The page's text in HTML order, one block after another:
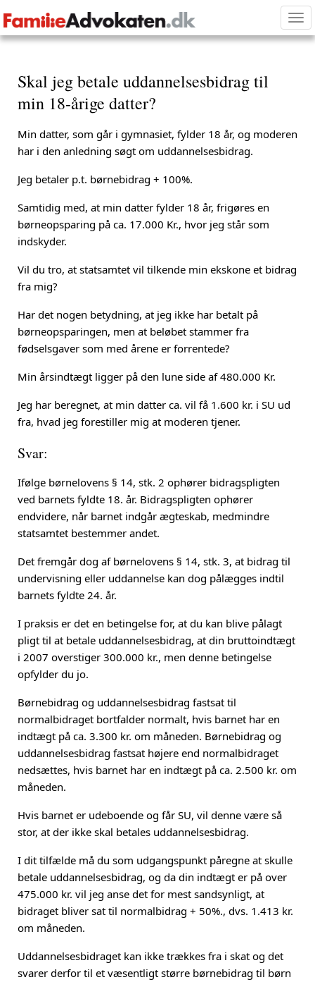
Skal jeg betale uddannelsesbidrag til
min 18-årige datter?
Min datter, som går i gymnasiet, fylder 18 år, og moderen
har i den anledning søgt om uddannelsesbidrag.
Jeg betaler p.t. børnebidrag + 100%.
Samtidig med, at min datter fylder 18 år, frigøres en
børneopsparing på ca. 17.000 Kr., hvor jeg står som
indskyder.
Vil du tro, at statsamtet vil tilkende min ekskone et bidrag
fra mig?
Har det nogen betydning, at jeg ikke har betalt på
børneopsparingen, men at beløbet stammer fra
fødselsgaver som med årene er forrentede?
Min årsindtægt ligger på den lune side af 480.000 Kr.
Jeg har beregnet, at min datter ca. vil få 1.600 kr. i SU ud
fra, hvad jeg forestiller mig at moderen tjener.
Svar:
Ifølge børnelovens § 14, stk. 2 ophører bidragspligten
ved barnets fyldte 18. år. Bidragspligten ophører
endvidere, når barnet indgår ægteskab, medmindre
statsamtet bestemmer andet.
Det fremgår dog af børnelovens § 14, stk. 3, at bidrag til
undervisning eller uddannelse kan dog pålægges indtil
barnets fyldte 24. år.
I praksis er det en betingelse for, at du kan blive pålagt
pligt til at betale uddannelsesbidrag, at din bruttoindtægt
i 2007 overstiger 300.000 kr., men denne betingelse
opfylder du jo.
Børnebidrag og uddannelsesbidrag fastsat til
normalbidraget bortfalder normalt, hvis barnet har en
indtægt på ca. 3.300 kr. om måneden. Børnebidrag og
uddannelsesbidrag fastsat højere end normalbidraget
nedsættes, hvis barnet har en indtægt på ca. 2.500 kr. om
måneden.
Hvis barnet er udeboende og får SU, vil denne være så
stor, at der ikke skal betales uddannelsesbidrag.
I dit tilfælde må du som udgangspunkt påregne at skulle
betale uddannelsesbidrag, og da din indtægt er på over
475.000 kr. vil jeg anse det for mest sandsynligt, at
bidraget bliver sat til normalbidrag + 50%., dvs. 1.413 kr.
om måneden.
Uddannelsesbidraget kan ikke trækkes fra i skat og det
svarer derfor til et væsentligt større børnebidrag til børn